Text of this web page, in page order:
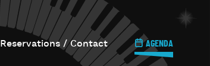
Reservations / Contact AGENDA